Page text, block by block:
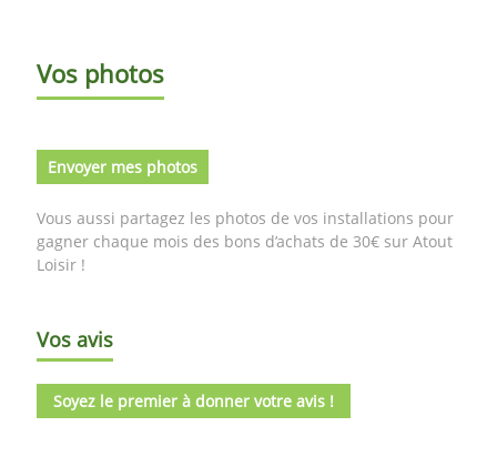
Vos photos
Envoyer mes photos
Vous aussi partagez les photos de vos installations pour
gagner chaque mois des bons d’achats de 30€ sur Atout
Loisir !
Vos avis
Soyez le premier à donner votre avis !